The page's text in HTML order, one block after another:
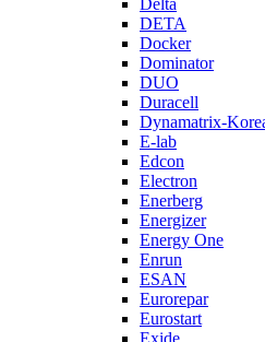
Delta
DETA
Docker
Dominator
DUO
Duracell
Dynamatrix-
E-lab
Edcon
Electron
Enerberg
Energizer
Energy One
Enrun
ESAN
Eurorepar
Eurostart
Exide